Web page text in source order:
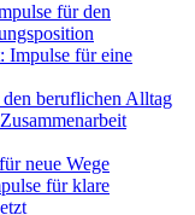
für den
Impulse für eine
beruflichen Alltag
neue Wege
für klare